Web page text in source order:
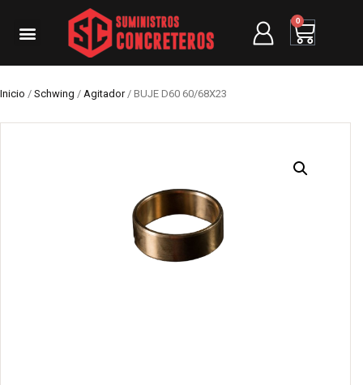
0
Inicio / Schwing / Agitador/ BUJE D60 60/68X23